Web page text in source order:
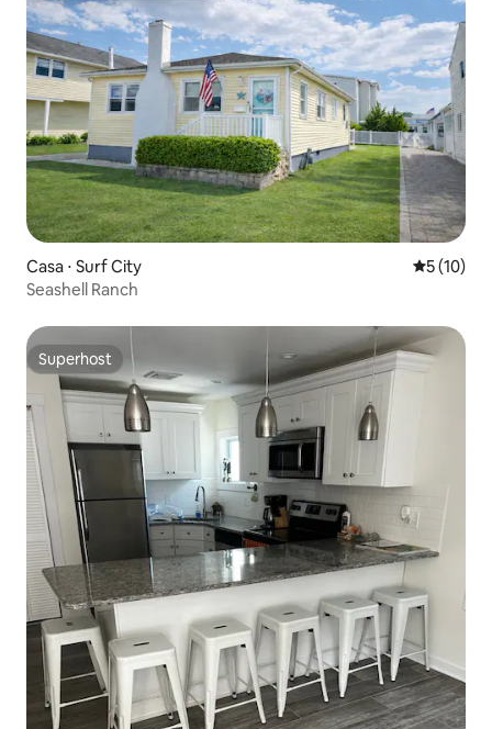
Casa ⋅ Surf City 5 de uma
5 (10)
Seashell Ranch
Superhost
Superhost